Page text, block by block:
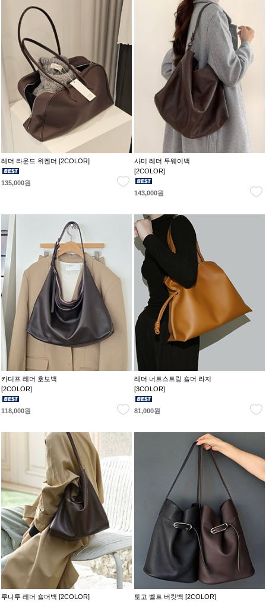
레더 라운드 위켄더 [2COLOR]
135,000원
사미 레더 투웨이백
[2COLOR]
143,000원
카디프 레더 호보백
[2COLOR]
118,000원
레더 너트스트링 숄더 라지
[3COLOR]
81,000원
루나투 레더 숄더백 [2COLOR] 토고 벨트 버킷백 [2COLOR]